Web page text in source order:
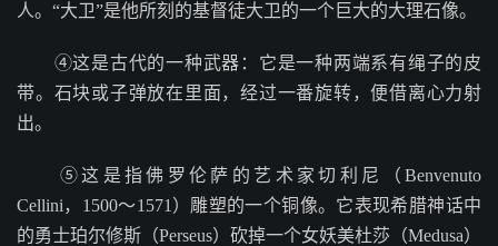
人。“大卫”是他所刻的基督徒大卫的一个巨大的大理石像。
④这是古代的一种武器：它是一种两端系有绳子的皮
带。石块或子弹放在里面，经过一番旋转，便借离心力射
出。
⑤这是指佛罗伦萨的艺术家切利尼（Benvenuto
Cellini，1500～1571）雕塑的一个铜像。它表现希腊神话中
的勇士珀尔修斯（Perseus）砍掉一个女妖美杜莎（Medusa）